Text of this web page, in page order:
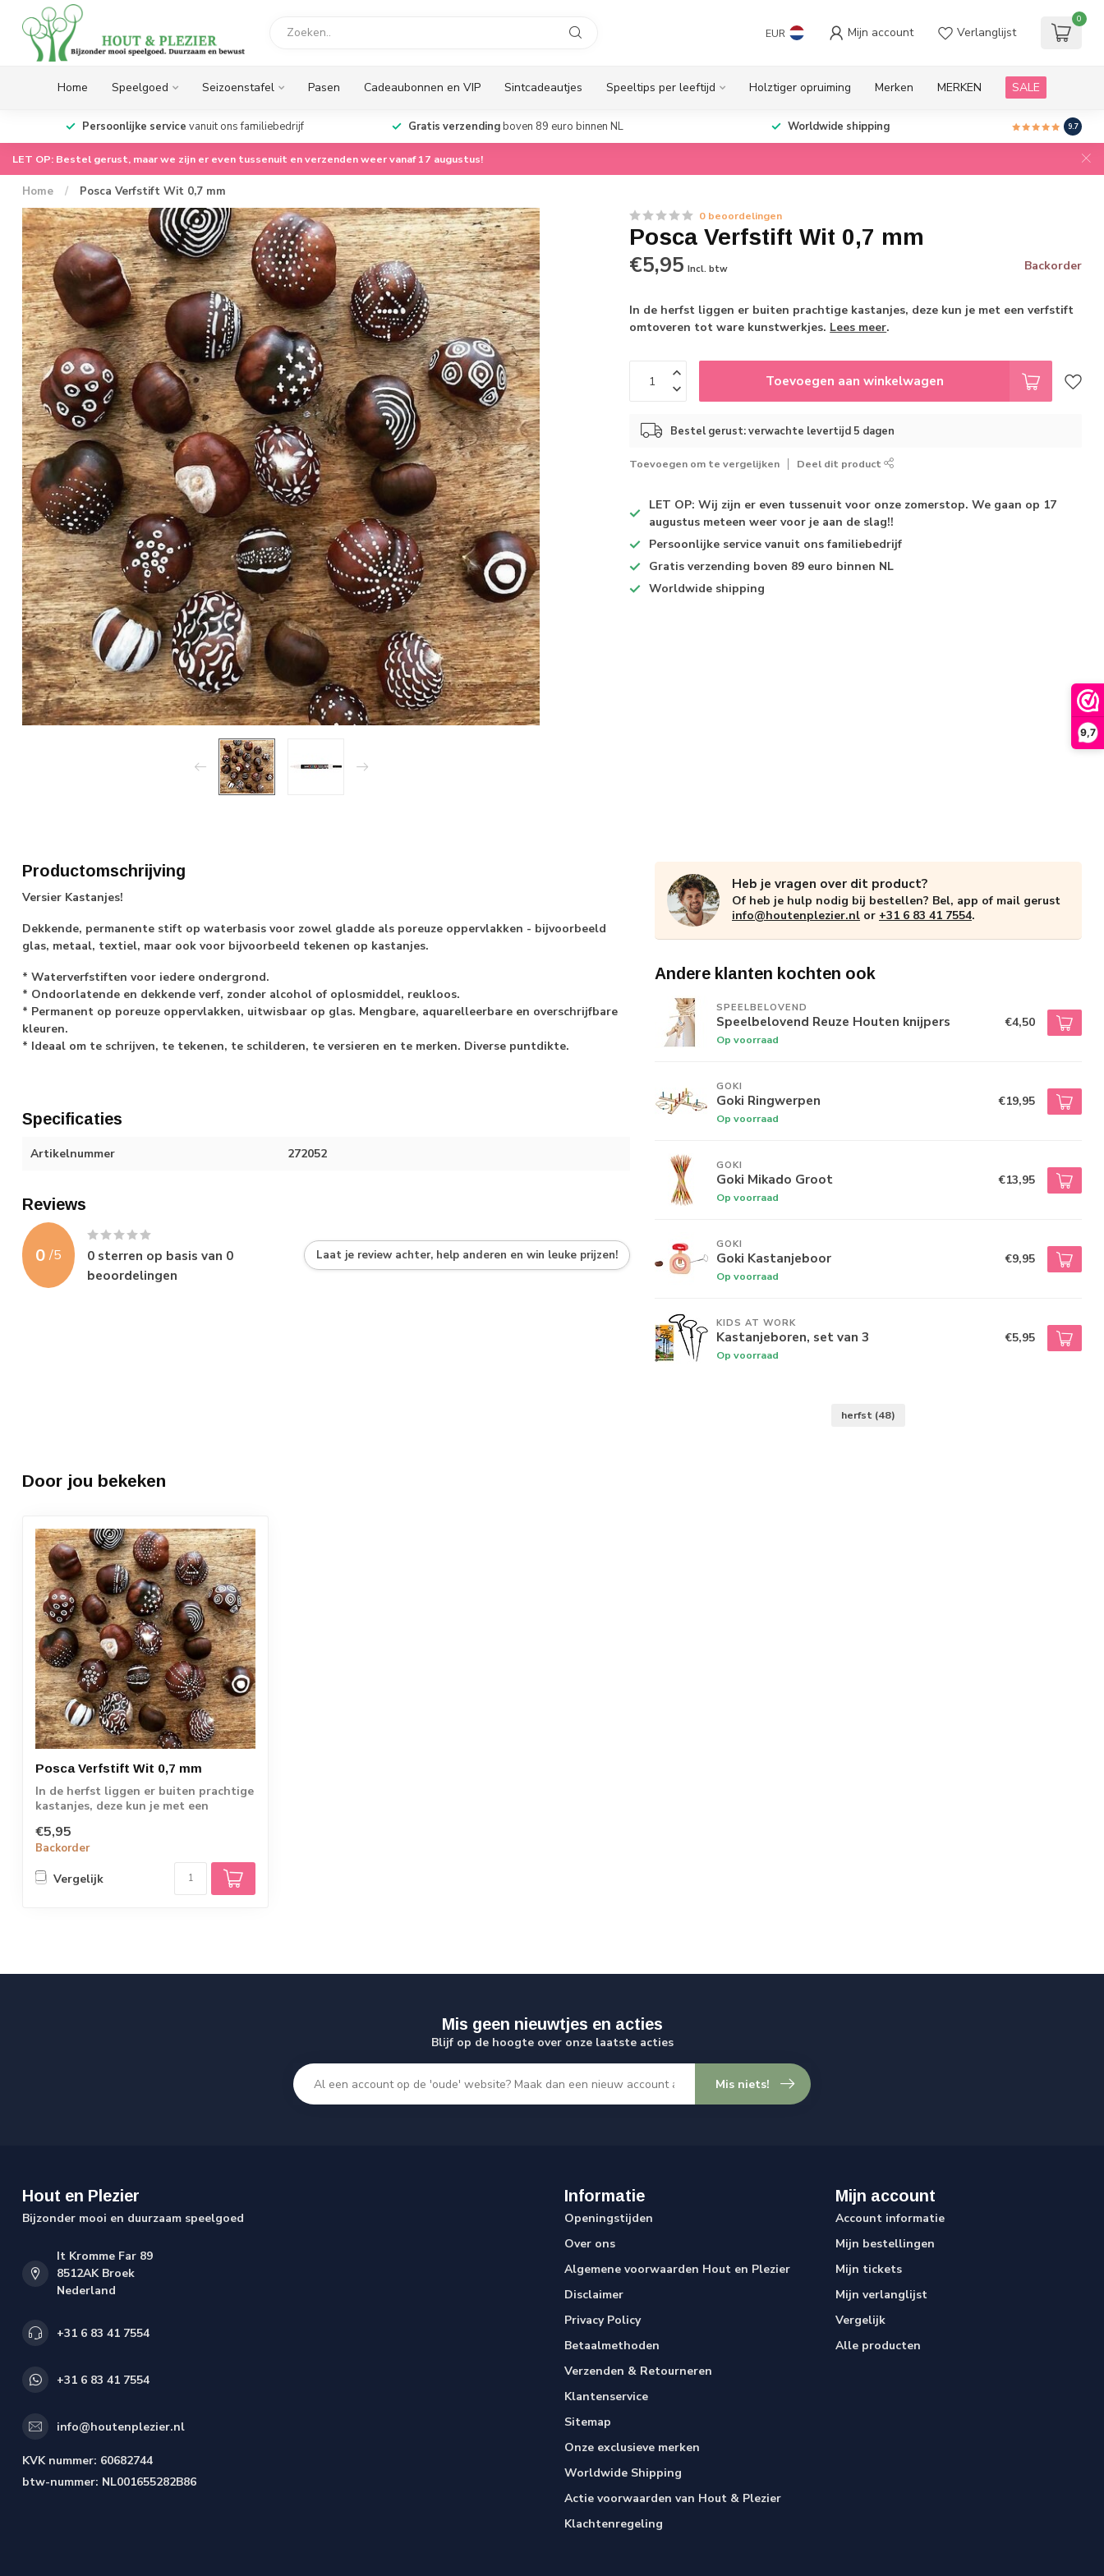
9,7
EUR Mijn account Verlanglijst
0
Home Speelgoed Seizoenstafel Pasen Cadeaubonnen en VIP Sintcadeautjes Speeltips per leeftijd Holztiger opruiming Merken MERKEN SALE
Persoonlijke service vanuit ons familiebedrijf Gratis verzendingboven 89 euro binnen NL Worldwide shipping 9.7
LET OP: Bestel gerust, maar we zijn er even tussenuit en verzenden weer vanaf 17 augustus!
Home / Posca Verfstift Wit 0,7 mm
0 beoordelingen
Posca Verfstift Wit 0,7 mm
€5,95 Incl. btw Backorder
In de herfst liggen er buiten prachtige kastanjes, deze kun je met een verfstift
omtoveren tot ware kunstwerkjes. Lees meer.
Toevoegen aan winkelwagen
Bestel gerust: verwachte levertijd 5 dagen
Toevoegen om te vergelijken Deel dit product
LET OP: Wij zijn er even tussenuit voor onze zomerstop. We gaan op 17
augustus meteen weer voor je aan de slag!!
Persoonlijke service vanuit ons familiebedrijf
Gratis verzending boven 89 euro binnen NL
Worldwide shipping
Productomschrijving
Versier Kastanjes!
Dekkende, permanente stift op waterbasis voor zowel gladde als poreuze oppervlakken - bijvoorbeeld
glas, metaal, textiel, maar ook voor bijvoorbeeld tekenen op kastanjes.
* Waterverfstiften voor iedere ondergrond.
* Ondoorlatende en dekkende verf, zonder alcohol of oplosmiddel, reukloos.
* Permanent op poreuze oppervlakken, uitwisbaar op glas. Mengbare, aquarelleerbare en overschrijfbare
kleuren.
* Ideaal om te schrijven, te tekenen, te schilderen, te versieren en te merken. Diverse puntdikte.
Specificaties
Artikelnummer 272052
Reviews
0 /5 0 sterren op basis van 0
beoordelingen
Laat je review achter, help anderen en win leuke prijzen!
Heb je vragen over dit product?
Of heb je hulp nodig bij bestellen? Bel, app of mail gerust
info@houtenplezier.nl or +31 6 83 41 7554.
Andere klanten kochten ook
SPEELBELOVEND
Speelbelovend Reuze Houten knijpers
Op voorraad
€4,50
GOKI
Goki Ringwerpen
Op voorraad
€19,95
GOKI
Goki Mikado Groot
Op voorraad
€13,95
GOKI
Goki Kastanjeboor
Op voorraad
€9,95
KIDS AT WORK
Kastanjeboren, set van 3
Op voorraad
€5,95
herfst (48)
Door jou bekeken
Posca Verfstift Wit 0,7 mm
In de herfst liggen er buiten prachtige
kastanjes, deze kun je met een
€5,95
Backorder
Vergelijk
Mis geen nieuwtjes en acties
Blijf op de hoogte over onze laatste acties
Mis niets!
Hout en Plezier
Bijzonder mooi en duurzaam speelgoed
It Kromme Far 89
8512AK Broek
Nederland
+31 6 83 41 7554
+31 6 83 41 7554
info@houtenplezier.nl
KVK nummer: 60682744
btw-nummer: NL001655282B86
Informatie
Openingstijden
Over ons
Algemene voorwaarden Hout en Plezier
Disclaimer
Privacy Policy
Betaalmethoden
Verzenden & Retourneren
Klantenservice
Sitemap
Onze exclusieve merken
Worldwide Shipping
Actie voorwaarden van Hout & Plezier
Klachtenregeling
Mijn account
Account informatie
Mijn bestellingen
Mijn tickets
Mijn verlanglijst
Vergelijk
Alle producten